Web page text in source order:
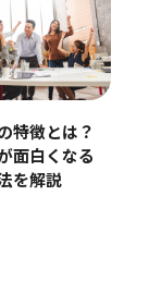
特徴とは？
面白くなる
を解説